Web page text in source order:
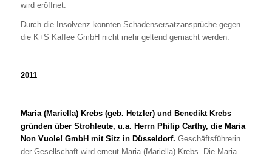
wird eröffnet.
Durch die Insolvenz konnten Schadensersatzansprüche gegen
die K+S Kaffee GmbH nicht mehr geltend gemacht werden.
2011
Maria (Mariella) Krebs (geb. Hetzler) und Benedikt Krebs
gründen über Strohleute, u.a. Herrn Philip Carthy, die Maria
Non Vuole! GmbH mit Sitz in Düsseldorf. Geschäftsführerin
der Gesellschaft wird erneut Maria (Mariella) Krebs. Die Maria